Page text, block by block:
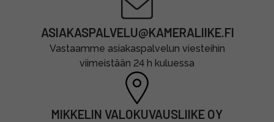
ASIAKASPALVELU@KAMERALIIKE.FI
Vastaamme asiakaspalvelun viesteihin
viimeistään 24 h kuluessa
MIKKELIN VALOKUVAUSLIIKE OY